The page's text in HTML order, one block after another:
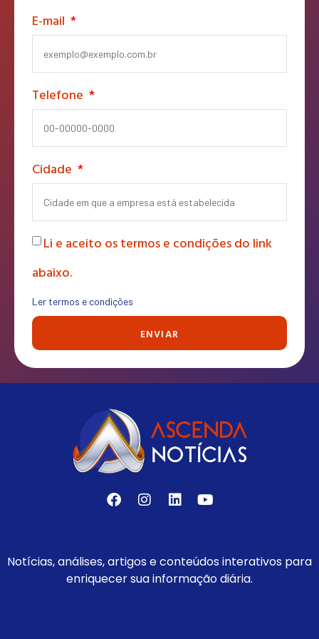
E-mail
Telefone
Cidade
Li e aceito os termos e condições do link
abaixo.
Ler termos e condições
ENVIAR
Notícias, análises, artigos e conteúdos interativos para
enriquecer sua informação diária.